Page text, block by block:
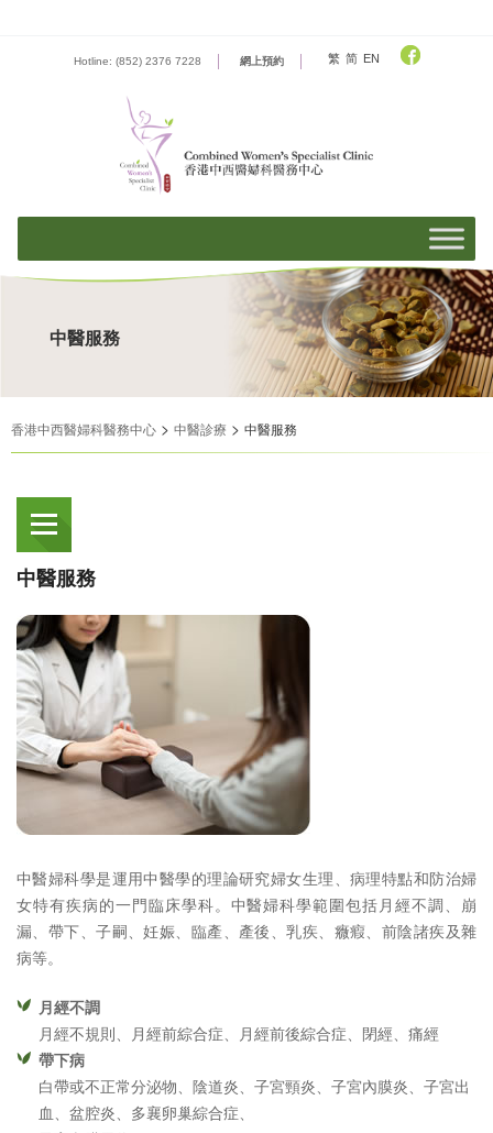
Hotline: (852) 2376 7228 網上預約 繁 简 EN
中醫服務
香港中西醫婦科醫務中心 > 中醫診療 > 中醫服務
中醫服務
中醫婦科學是運用中醫學的理論研究婦女生理、病理特點和防治婦
女特有疾病的一門臨床學科。中醫婦科學範圍包括月經不調、崩
漏、帶下、子嗣、妊娠、臨產、產後、乳疾、癓瘕、前陰諸疾及雜
病等。
月經不調
月經不規則、月經前綜合症、月經前後綜合症、閉經、痛經
帶下病
白帶或不正常分泌物、陰道炎、子宮頸炎、子宮內膜炎、子宮出
血、盆腔炎、多襄卵巢綜合症、